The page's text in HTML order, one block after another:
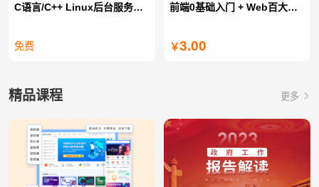
C语言/C++ Linux后台服务器开发
免费
前端0基础入门 + Web百大项目案例
￥3.00
精品课程 更多